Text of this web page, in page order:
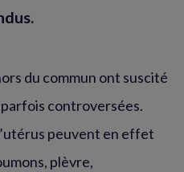
du commun ont suscité
controversées.
peuvent en effet
plèvre,